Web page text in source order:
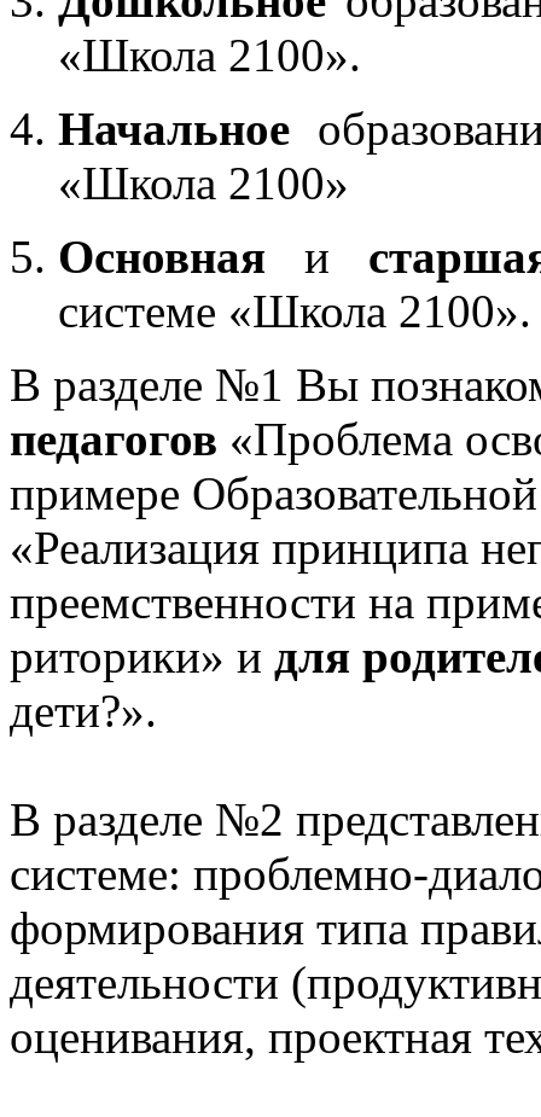
«Школа 2100».
Начальное
«Школа 2100»
Основная и
системе «Школа 2100».
В разделе №1 Вы
педагогов «Проблема
примере
«Реализация принципа
преемственности на
риторики» и для
дети?».
В разделе №2
системе: проблемно-
формирования типа
деятельности
оценивания, проектная